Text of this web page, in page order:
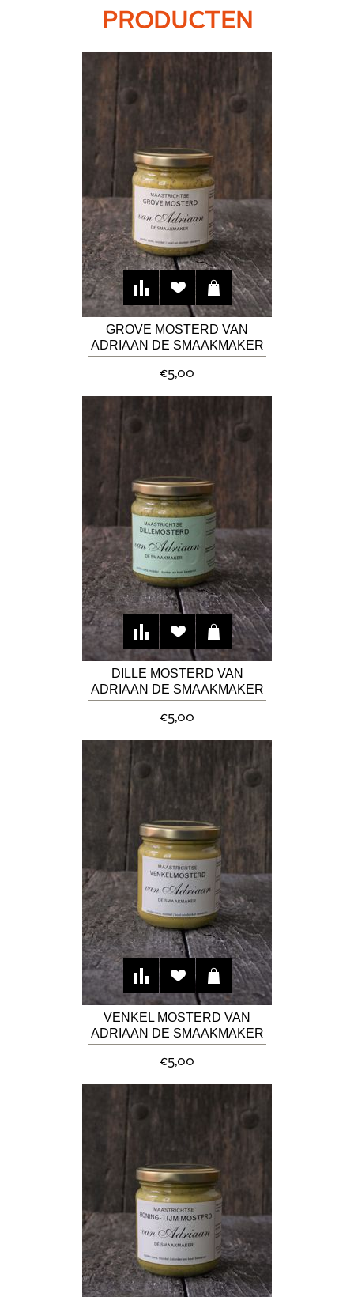
PRODUCTEN
GROVE MOSTERD VAN
ADRIAAN DE SMAAKMAKER
€5,00
DILLE MOSTERD VAN
ADRIAAN DE SMAAKMAKER
€5,00
VENKEL MOSTERD VAN
ADRIAAN DE SMAAKMAKER
€5,00